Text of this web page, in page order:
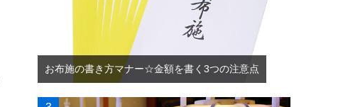
お布施の書き方マナー☆金額を書く3つの注意点